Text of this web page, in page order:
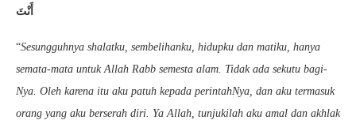
أَنْتَ
“Sesungguhnya shalatku, sembelihanku, hidupku dan matiku, hanya
semata-mata untuk Allah Rabb semesta alam. Tidak ada sekutu bagi-
Nya. Oleh karena itu aku patuh kepada perintahNya, dan aku termasuk
orang yang aku berserah diri. Ya Allah, tunjukilah aku amal dan akhlak